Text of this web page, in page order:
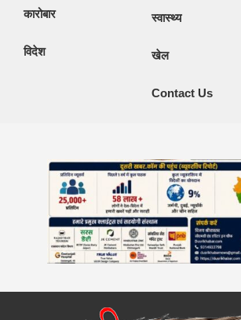
कारोबार
विदेश
स्वास्थ्य
खेल
Contact Us